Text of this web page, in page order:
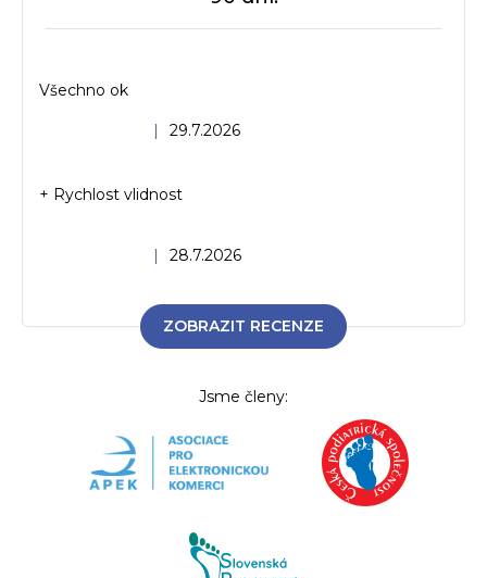
Hodnocení obchodu je 5 z 5 hvězdiček.
| 29.7.2026
Všechno ok
Hodnocení obchodu je 5 z 5 hvězdiček.
| 28.7.2026
+ Rychlost vlidnost
ZOBRAZIT RECENZE
Jsme členy: